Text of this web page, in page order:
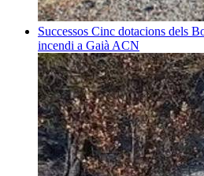
Successos Cinc dotacions dels
incendi a Gaià ACN